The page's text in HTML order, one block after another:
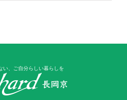
い、ご自分らしい暮らしを